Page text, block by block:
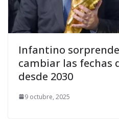
Infantino
cambiar las fechas
desde 2030
9 octubre, 2025